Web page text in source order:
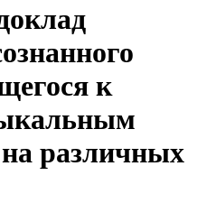
к
различных